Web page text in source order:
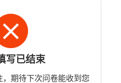
写已结束
期待下次问卷能收到您